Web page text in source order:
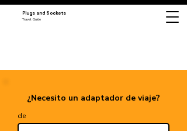
Plugs and Sockets
Travel Guide
¿Necesito un adaptador de viaje?
de